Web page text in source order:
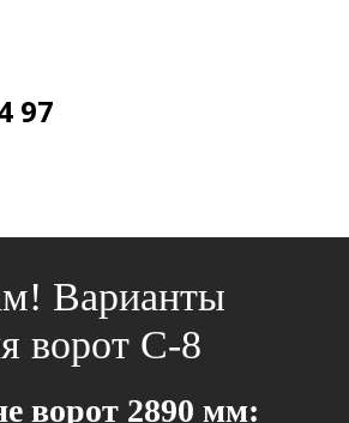
97
Варианты
ворот С-8
ворот 2890 мм: